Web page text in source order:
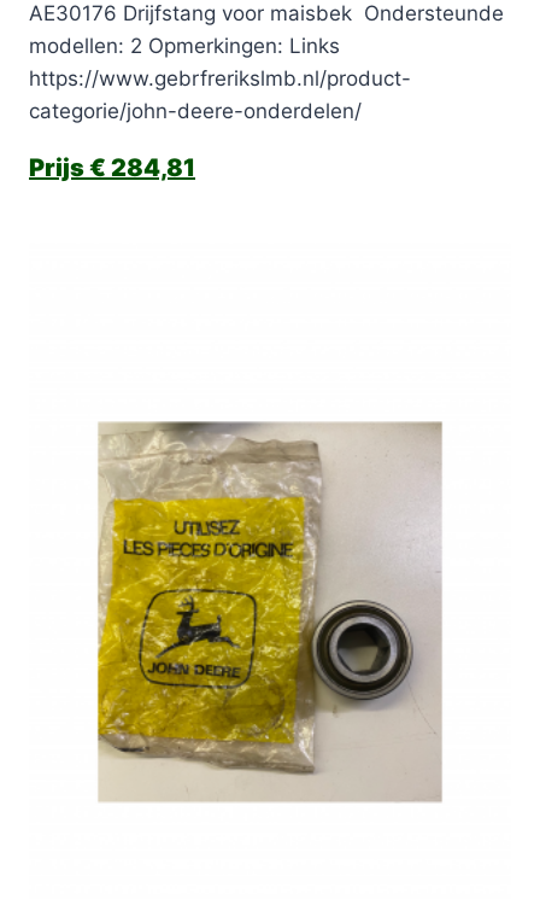
AE30176 Drijfstang voor maisbek Ondersteunde
modellen: 2 Opmerkingen: Links
https://www.gebrfrerikslmb.nl/product-
categorie/john-deere-onderdelen/
€ 284,81